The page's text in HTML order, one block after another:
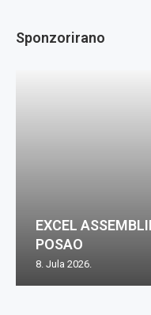
Sponzorirano
EXCEL
POSAO
8. Jula 2026.